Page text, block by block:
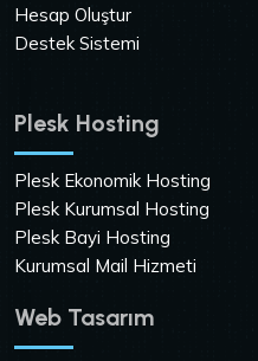
Hesap Oluştur
Destek Sistemi
Plesk Hosting
Plesk Ekonomik Hosting
Plesk Kurumsal Hosting
Plesk Bayi Hosting
Kurumsal Mail Hizmeti
Web Tasarım